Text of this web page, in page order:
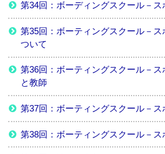
第34回：ボーディングスクール－ス
第35回：ボーティングスクール－
ついて
第36回：ボーティングスクール－
と教師
第37回：ボーティングスクール－ス
第38回：ボーティングスクール－